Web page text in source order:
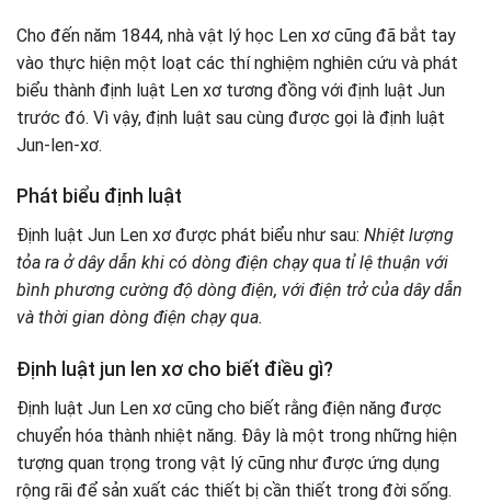
Cho đến năm 1844, nhà vật lý học Len xơ cũng đã bắt tay
vào thực hiện một loạt các thí nghiệm nghiên cứu và phát
biểu thành định luật Len xơ tương đồng với định luật Jun
trước đó. Vì vậy, định luật sau cùng được gọi là định luật
Jun-len-xơ.
Phát biểu định luật
Định luật Jun Len xơ được phát biểu như sau: Nhiệt lượng
tỏa ra ở dây dẫn khi có dòng điện chạy qua tỉ lệ thuận với
bình phương cường độ dòng điện, với điện trở của dây dẫn
và thời gian dòng điện chạy qua.
Định luật jun len xơ cho biết điều gì?
Định luật Jun Len xơ cũng cho biết rằng điện năng được
chuyển hóa thành nhiệt năng. Đây là một trong những hiện
tượng quan trọng trong vật lý cũng như được ứng dụng
rộng rãi để sản xuất các thiết bị cần thiết trong đời sống.